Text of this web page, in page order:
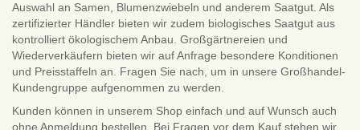
Auswahl an Samen, Blumenzwiebeln und anderem Saatgut. Als
zertifizierter Händler bieten wir zudem biologisches Saatgut aus
kontrolliert ökologischem Anbau. Großgärtnereien und
Wiederverkäufern bieten wir auf Anfrage besondere Konditionen
und Preisstaffeln an. Fragen Sie nach, um in unsere Großhandel-
Kundengruppe aufgenommen zu werden.
Kunden können in unserem Shop einfach und auf Wunsch auch
ohne Anmeldung bestellen. Bei Fragen vor dem Kauf stehen wir